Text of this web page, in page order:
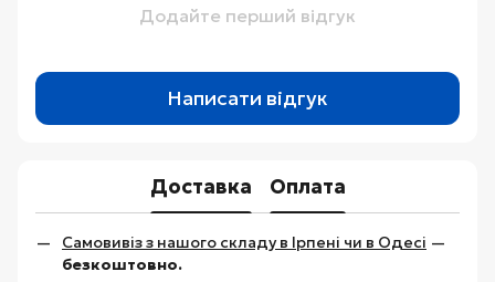
Додайте перший відгук
Написати відгук
Доставка Оплата
Самовивіз з нашого складу в Ірпені чи в Одесі —
безкоштовно.